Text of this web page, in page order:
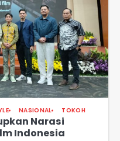
NASIONAL TOKOH
Narasi
Indonesia